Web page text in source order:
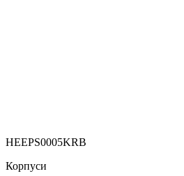
HEEPS0005KRB
Корпуси